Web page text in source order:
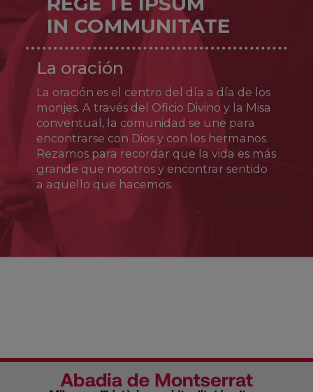
Juan Pedro Carafa (quien más tarde sería el
papa Pablo IV), fundó un nuevo estilo de vida
sacerdotal (los teatinos) centrado en la
santidad del clero, la confianza en la
providencia y el servicio a los pobres. Tras
sufrir persecuciones y encarcelamientos se
retiró a Nápoles, donde murió el 7 de agosto
de 1547. Fue canonizado en 1671.
IN COMMUNITATE
La oración
La oración es el centro del día a día de los
monjes. A través del Oficio Divino y la Misa
conventual, la comunidad se une para
encontrarse con Dios y con los hermanos.
Rezamos para recordar que la vida es más
grande que nosotros y encontrar sentido
a aquello que hacemos.